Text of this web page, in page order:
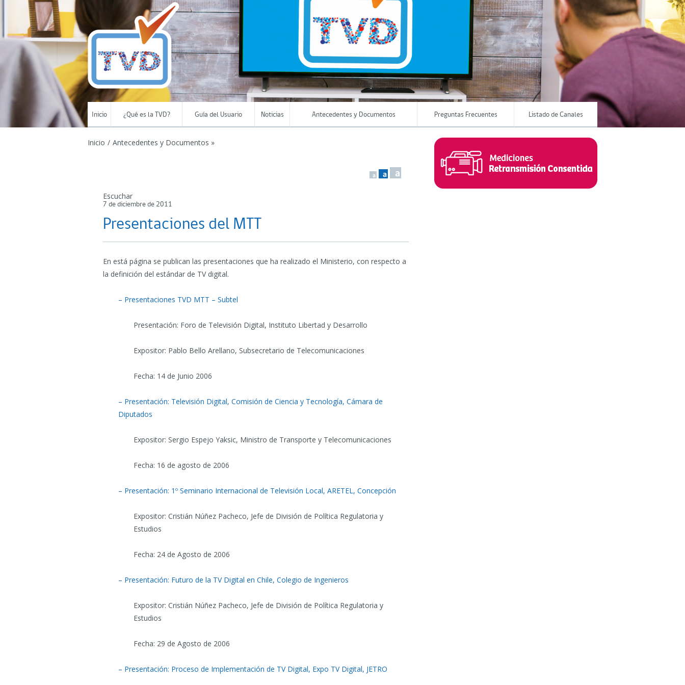
Inicio ¿Qué es la TVD? Guía del Usuario Noticias Antecedentes y Documentos Preguntas Frecuentes Listado de Canales
Inicio / Antecedentes y Documentos »
a a a
Escuchar
7 de diciembre de 2011
Presentaciones del MTT
En está página se publican las presentaciones que ha realizado el Ministerio, con respecto a
la definición del estándar de TV digital.
– Presentaciones TVD MTT – Subtel
Presentación: Foro de Televisión Digital, Instituto Libertad y Desarrollo
Expositor: Pablo Bello Arellano, Subsecretario de Telecomunicaciones
Fecha: 14 de Junio 2006
– Presentación: Televisión Digital, Comisión de Ciencia y Tecnología, Cámara de
Diputados
Expositor: Sergio Espejo Yaksic, Ministro de Transporte y Telecomunicaciones
Fecha: 16 de agosto de 2006
– Presentación: 1º Seminario Internacional de Televisión Local, ARETEL, Concepción
Expositor: Cristián Núñez Pacheco, Jefe de División de Política Regulatoria y
Estudios
Fecha: 24 de Agosto de 2006
– Presentación: Futuro de la TV Digital en Chile, Colegio de Ingenieros
Expositor: Cristián Núñez Pacheco, Jefe de División de Política Regulatoria y
Estudios
Fecha: 29 de Agosto de 2006
– Presentación: Proceso de Implementación de TV Digital, Expo TV Digital, JETRO